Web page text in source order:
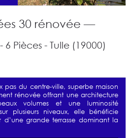
30 rénovée —
6 Pièces - Tulle (19000)
pas du centre-ville, superbe maison
rénovée offrant une architecture
volumes et une luminosité
plusieurs niveaux, elle bénéficie
d’une grande terrasse dominant la